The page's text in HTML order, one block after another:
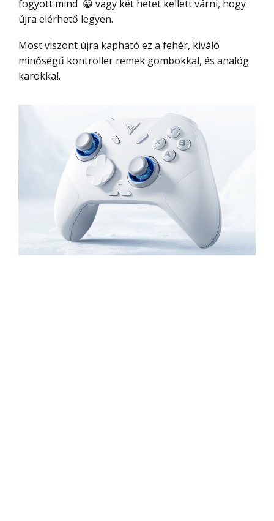
fogyott mind 😀 vagy két hetet kellett várni, hogy
újra elérhető legyen.
Most viszont újra kapható ez a fehér, kiváló
minőségű kontroller remek gombokkal, és analóg
karokkal.